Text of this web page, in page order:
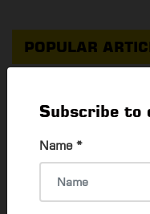
Subscribe to
Name *
POPULAR
များ
ရန်ကုန်